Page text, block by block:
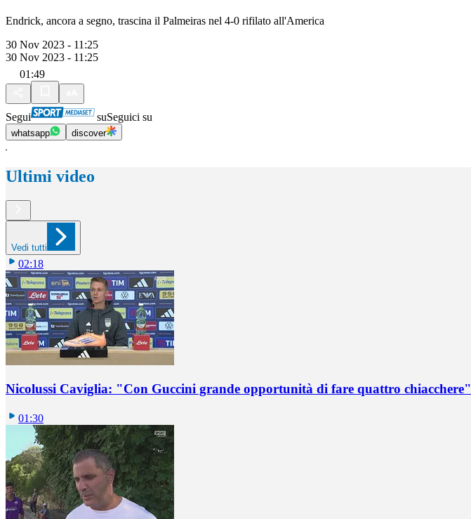
Endrick, ancora a segno, trascina il Palmeiras nel 4-0 rifilato all'America
30 Nov 2023 - 11:25
30 Nov 2023 - 11:25
01:49
Segui suSeguici su
whatsapp discover
Ultimi video
Vedi tutti
02:18
Nicolussi Caviglia: "Con Guccini grande opportunità di fare quattro chiacchere"
01:30